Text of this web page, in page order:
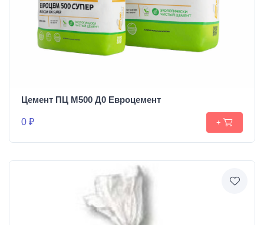
Цемент ПЦ М500 Д0 Евроцемент
0 ₽ +